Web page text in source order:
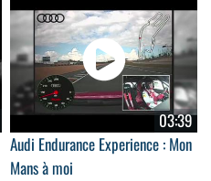
03:39
Audi Endurance Experience : Mon
Mans à moi